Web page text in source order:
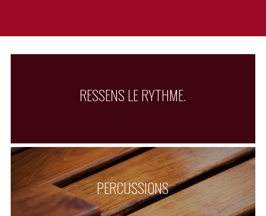
RESSENS LE RYTHME.
PERCUSSIONS